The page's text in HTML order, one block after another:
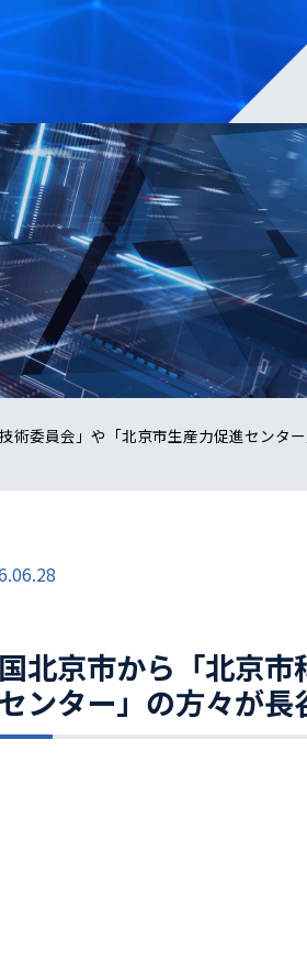
術委員会」や「北京市生産力促進センタ
北京市から「北京
ンター」の方々が長